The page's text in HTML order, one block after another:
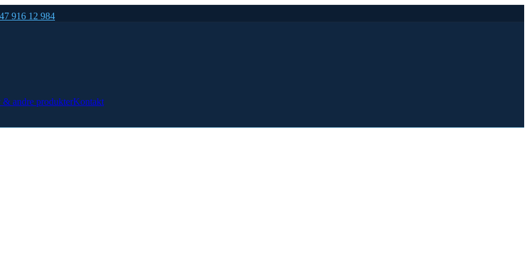
916 12 984
& andre produkterKontakt